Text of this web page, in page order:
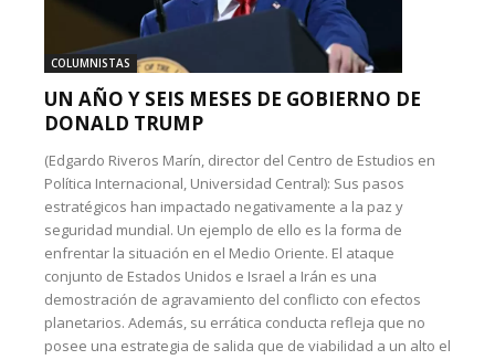
COLUMNISTAS
UN AÑO Y SEIS MESES DE GOBIERNO DE
DONALD TRUMP
(Edgardo Riveros Marín, director del Centro de Estudios en
Política Internacional, Universidad Central): Sus pasos
estratégicos han impactado negativamente a la paz y
seguridad mundial. Un ejemplo de ello es la forma de
enfrentar la situación en el Medio Oriente. El ataque
conjunto de Estados Unidos e Israel a Irán es una
demostración de agravamiento del conflicto con efectos
planetarios. Además, su errática conducta refleja que no
posee una estrategia de salida que de viabilidad a un alto el